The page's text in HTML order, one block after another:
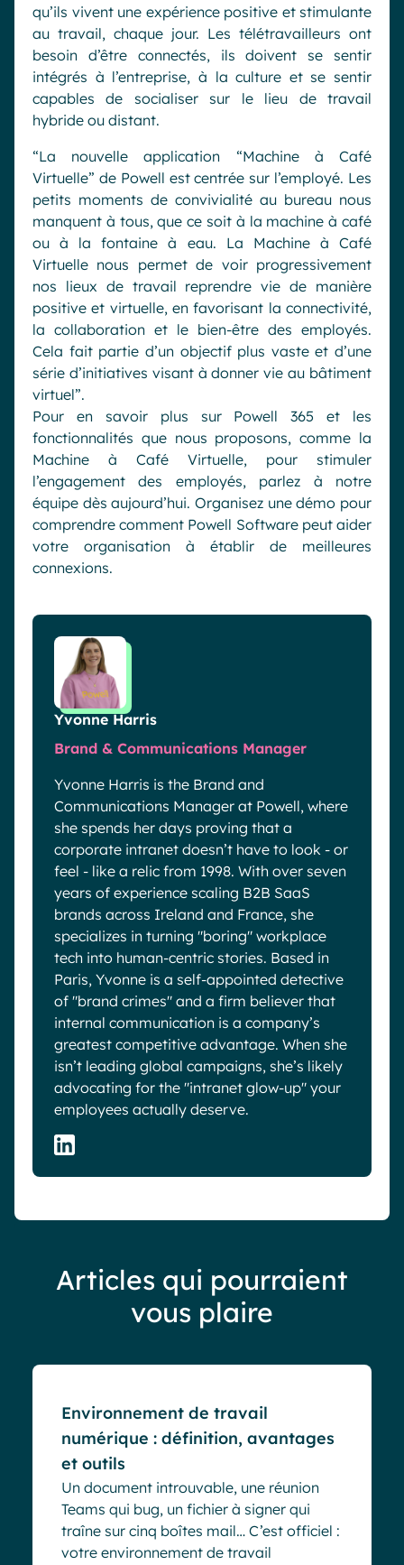
qu’ils vivent une expérience positive et stimulante
au travail, chaque jour. Les télétravailleurs ont
besoin d’être connectés, ils doivent se sentir
intégrés à l’entreprise, à la culture et se sentir
capables de socialiser sur le lieu de travail
hybride ou distant.
“La nouvelle application “Machine à Café
Virtuelle” de Powell est centrée sur l’employé. Les
petits moments de convivialité au bureau nous
manquent à tous, que ce soit à la machine à café
ou à la fontaine à eau. La Machine à Café
Virtuelle nous permet de voir progressivement
nos lieux de travail reprendre vie de manière
positive et virtuelle, en favorisant la connectivité,
la collaboration et le bien-être des employés.
Cela fait partie d’un objectif plus vaste et d’une
série d’initiatives visant à donner vie au bâtiment
virtuel”.
Pour en savoir plus sur Powell 365 et les
fonctionnalités que nous proposons, comme la
Machine à Café Virtuelle, pour stimuler
l’engagement des employés, parlez à notre
équipe dès aujourd’hui. Organisez une démo pour
comprendre comment Powell Software peut aider
votre organisation à établir de meilleures
connexions.
Yvonne Harris
Brand & Communications Manager
Yvonne Harris is the Brand and
Communications Manager at Powell, where
she spends her days proving that a
corporate intranet doesn’t have to look - or
feel - like a relic from 1998. With over seven
years of experience scaling B2B SaaS
brands across Ireland and France, she
specializes in turning "boring" workplace
tech into human-centric stories. Based in
Paris, Yvonne is a self-appointed detective
of "brand crimes" and a firm believer that
internal communication is a company’s
greatest competitive advantage. When she
isn’t leading global campaigns, she’s likely
advocating for the "intranet glow-up" your
employees actually deserve.
Articles qui pourraient
vous plaire
Environnement de travail
numérique : définition, avantages
et outils
Un document introuvable, une réunion
Teams qui bug, un fichier à signer qui
traîne sur cinq boîtes mail… C’est officiel :
votre environnement de travail